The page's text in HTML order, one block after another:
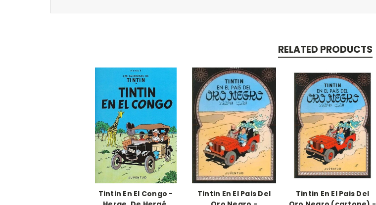
RELATED PRODUCTS
Tintin En El Congo -
Tintin En El Pais Del
Tintin En El Pais Del